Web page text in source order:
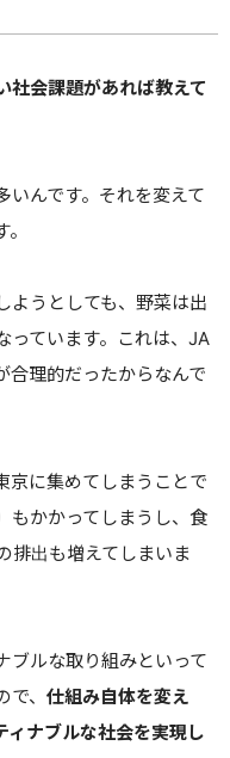
会課題があれば教えて
いんです。それを変えて
ようとしても、野菜は出
っています。これは、JA
合理的だったからなんで
京に集めてしまうことで
もかかってしまうし、食
排出も増えてしまいま
ブルな取り組みといって
、 仕組み自体を変え
ィナブルな社会を実現し